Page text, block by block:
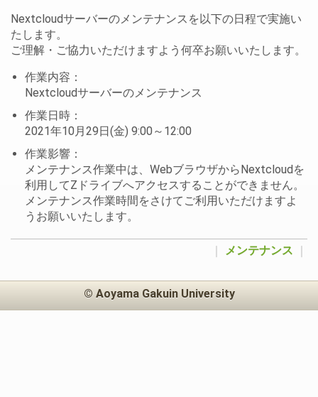
Nextcloudサーバーのメンテナンスを以下の日程で実施い
たします。
ご理解・ご協力いただけますよう何卒お願いいたします。
作業内容：
Nextcloudサーバーのメンテナンス
作業日時：
2021年10月29日(金) 9:00～12:00
作業影響：
メンテナンス作業中は、WebブラウザからNextcloudを
利用してZドライブへアクセスすることができません。
メンテナンス作業時間をさけてご利用いただけますよ
うお願いいたします。
メンテナンス
© Aoyama Gakuin University